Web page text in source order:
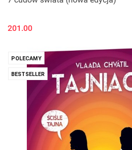
201.00
POLECAMY
BESTSELLER